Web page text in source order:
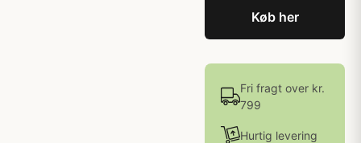
Køb her
Fri fragt over kr.
799
Hurtig levering